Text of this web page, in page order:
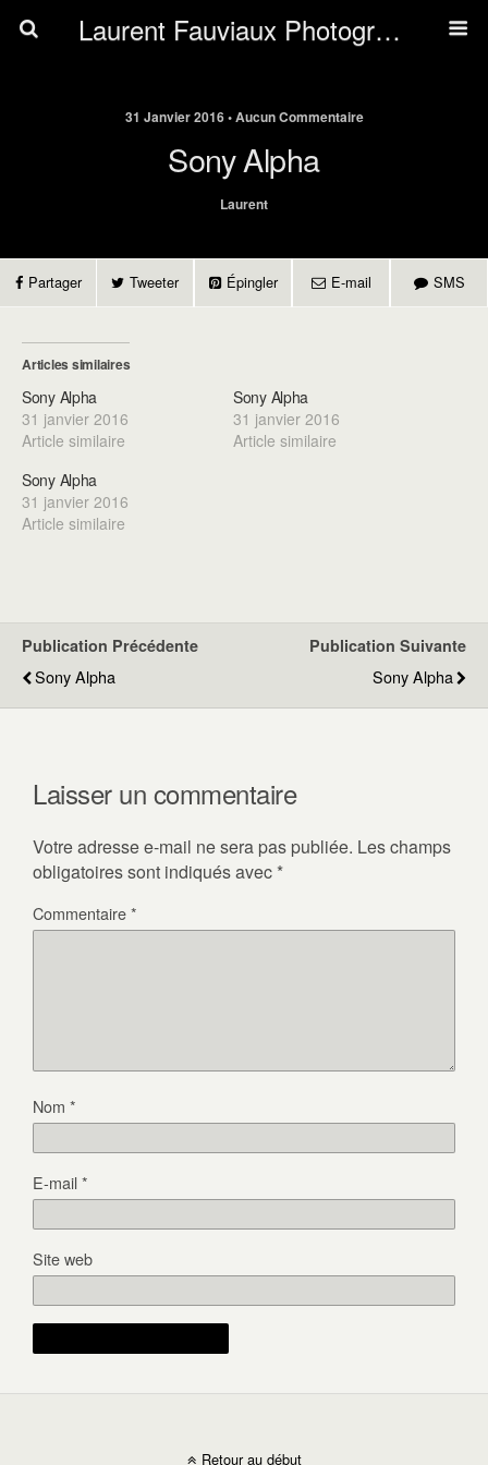
Laurent Fauviaux Photography
31 Janvier 2016 • Aucun Commentaire
Sony Alpha
Laurent
Partager Tweeter Épingler E-mail SMS
Articles similaires
Sony Alpha
31 janvier 2016
Article similaire
Sony Alpha
31 janvier 2016
Article similaire
Sony Alpha
31 janvier 2016
Article similaire
Publication Précédente
Sony Alpha
Publication Suivante
Sony Alpha
Laisser un commentaire
Votre adresse e-mail ne sera pas publiée. Les champs
obligatoires sont indiqués avec *
Commentaire*
Nom *
E-mail*
Site web
Retour au début